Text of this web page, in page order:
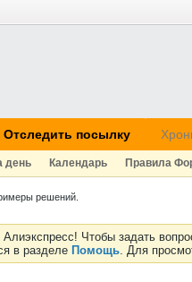
Отследить посылку
день Календарь Правила
решений.
Чтобы задать
в разделе Помощь. Для